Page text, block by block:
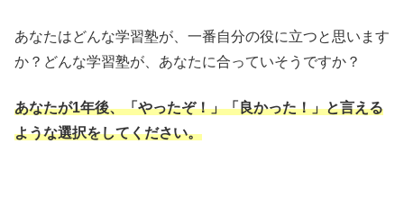
あなたはどんな学習塾が、一番自分の役に立つと思います
か？どんな学習塾が、あなたに合っていそうですか？
あなたが1年後、「やったぞ！」「良かった！」と言える
ような選択をしてください。